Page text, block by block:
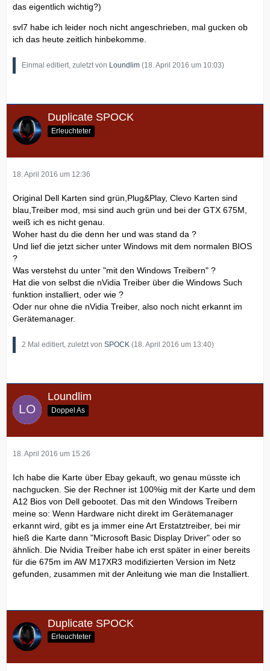
das eigentlich wichtig?)
svl7 habe ich leider noch nicht angeschrieben, mal gucken ob
ich das heute zeitlich hinbekomme.
Einmal editiert, zuletzt von Loundlim (18. April 2016 um 10:03)
Duplicate SPOCK
Erleuchteter
18. April 2016 um 12:36
Original Dell Karten sind grün,Plug&Play, Clevo Karten sind
blau,Treiber mod, msi sind auch grün und bei der GTX 675M,
weiß ich es nicht genau.
Woher hast du die denn her und was stand da ?
Und lief die jetzt sicher unter Windows mit dem normalen BIOS
?
Was verstehst du unter "mit den Windows Treibern" ?
Hat die von selbst die nVidia Treiber über die Windows Such
funktion installiert, oder wie ?
Oder nur ohne die nVidia Treiber, also noch nicht erkannt im
Gerätemanager.
2 Mal editiert, zuletzt von SPOCK (18. April 2016 um 13:40)
Loundlim
Doppel As
18. April 2016 um 15:26
Ich habe die Karte über Ebay gekauft, wo genau müsste ich
nachgucken. Sie der Rechner ist 100%ig mit der Karte und dem
A12 Bios von Dell gebootet. Das mit den Windows Treibern
meine so: Wenn Hardware nicht direkt im Gerätemanager
erkannt wird, gibt es ja immer eine Art Erstatztreiber, bei mir
hieß die Karte dann "Microsoft Basic Display Driver" oder so
ähnlich. Die Nvidia Treiber habe ich erst später in einer bereits
für die 675m im AW M17XR3 modifizierten Version im Netz
gefunden, zusammen mit der Anleitung wie man die Installiert.
Duplicate SPOCK
Erleuchteter